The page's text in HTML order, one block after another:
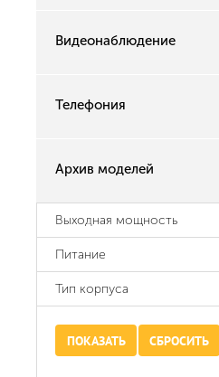
Видеонаблюдение
Телефония
Архив моделей
Выходная мощность
Питание
Тип корпуса